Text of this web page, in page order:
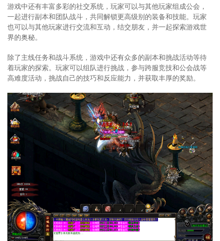
游戏中还有丰富多彩的社交系统，玩家可以与其他玩家组成公会，
一起进行副本和团队战斗，共同解锁更高级别的装备和技能。玩家
也可以与其他玩家进行交流和互动，结交朋友，并一起探索游戏世
界的奥秘。
除了主线任务和战斗系统，游戏中还有众多的副本和挑战活动等待
着玩家的探索。玩家可以组队进行挑战，参与跨服竞技和公会战等
高难度活动，挑战自己的技巧和反应能力，并获取丰厚的奖励。